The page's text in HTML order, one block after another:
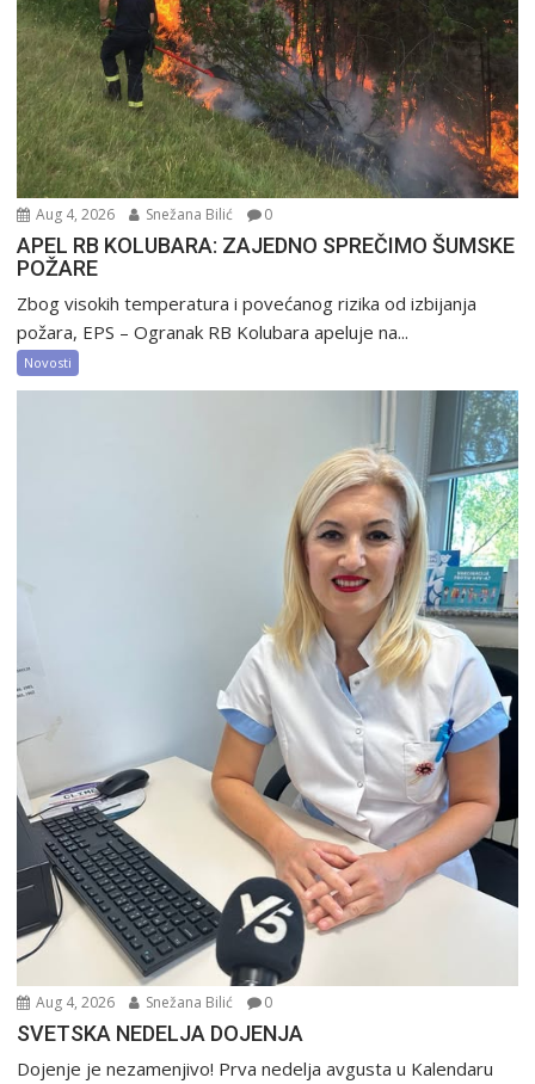
Aug 4, 2026 Snežana Bilić 0
APEL RB KOLUBARA: ZAJEDNO SPREČIMO ŠUMSKE
POŽARE
Zbog visokih temperatura i povećanog rizika od izbijanja
požara, EPS – Ogranak RB Kolubara apeluje na...
Novosti
Aug 4, 2026 Snežana Bilić 0
SVETSKA NEDELJA DOJENJA
Dojenje je nezamenjivo! Prva nedelja avgusta u Kalendaru